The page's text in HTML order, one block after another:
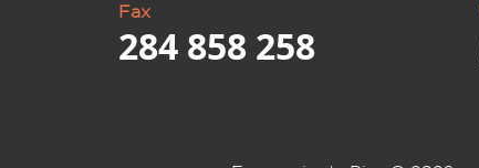
Fax
284 858 258